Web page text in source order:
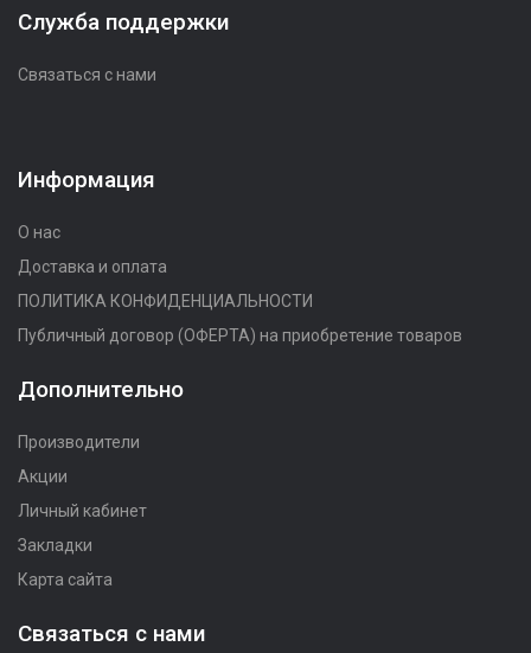
Служба поддержки
Связаться с нами
Информация
О нас
Доставка и оплата
ПОЛИТИКА КОНФИДЕНЦИАЛЬНОСТИ
Публичный договор (ОФЕРТА) на приобретение товаров
Дополнительно
Производители
Акции
Личный кабинет
Закладки
Карта сайта
Связаться с нами